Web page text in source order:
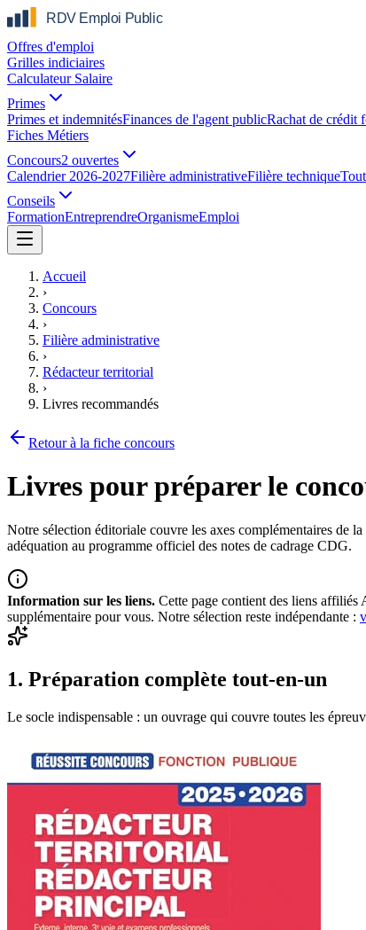
Offres d'emploi
Grilles indiciaires
Calculateur Salaire
Primes
Primes et indemnitésFinances de l'agent publicRachat de crédit
Fiches Métiers
Concours2 ouvertes
Calendrier 2026-2027Filière administrativeFilière technique
Conseils
FormationEntreprendreOrganismeEmploi
Accueil
›
Concours
›
Filière administrative
›
Rédacteur territorial
›
Livres recommandés
Retour à la fiche concours
Livres pour préparer le
Notre sélection éditoriale couvre les axes complémentaires de
adéquation au programme officiel des notes de cadrage CDG.
Information sur les liens. Cette page contient des liens affiliés
supplémentaire pour vous. Notre sélection reste indépendante :
1. Préparation complète tout-en-un
Le socle indispensable : un ouvrage qui couvre toutes les